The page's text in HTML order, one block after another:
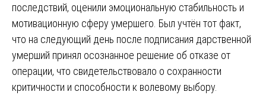
последствий, оценили эмоциональную стабильность и
мотивационную сферу умершего. Был учтён тот факт,
что на следующий день после подписания дарственной
умерший принял осознанное решение об отказе от
операции, что свидетельствовало о сохранности
критичности и способности к волевому выбору.